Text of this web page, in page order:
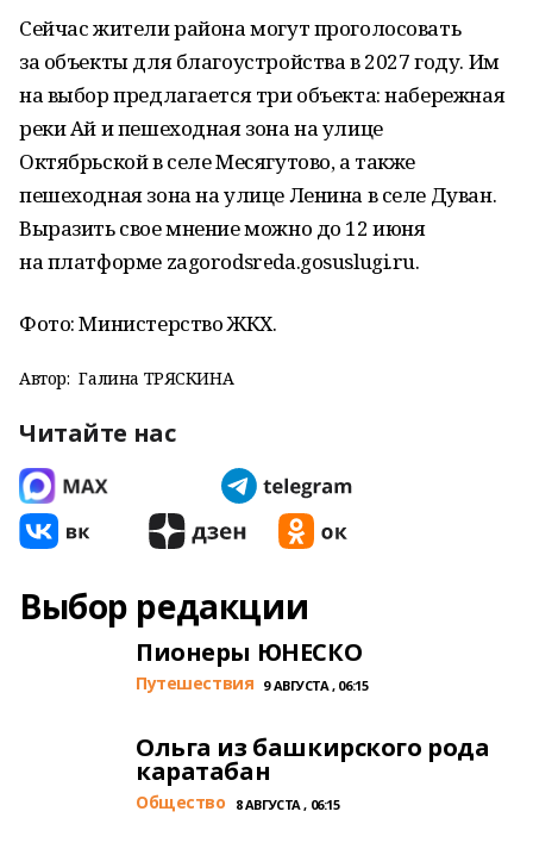
Сейчас жители района могут проголосовать
за объекты для благоустройства в 2027 году. Им
на выбор предлагается три объекта: набережная
реки Ай и пешеходная зона на улице
Октябрьской в селе Месягутово, а также
пешеходная зона на улице Ленина в селе Дуван.
Выразить свое мнение можно до 12 июня
на платформе zagorodsreda.gosuslugi.ru.
Фото: Министерство ЖКХ.
Автор: Галина ТРЯСКИНА
Читайте нас
Выбор редакции
Пионеры ЮНЕСКО
Путешествия 9 АВГУСТА , 06:15
Ольга из башкирского рода
каратабан
Общество 8 АВГУСТА , 06:15